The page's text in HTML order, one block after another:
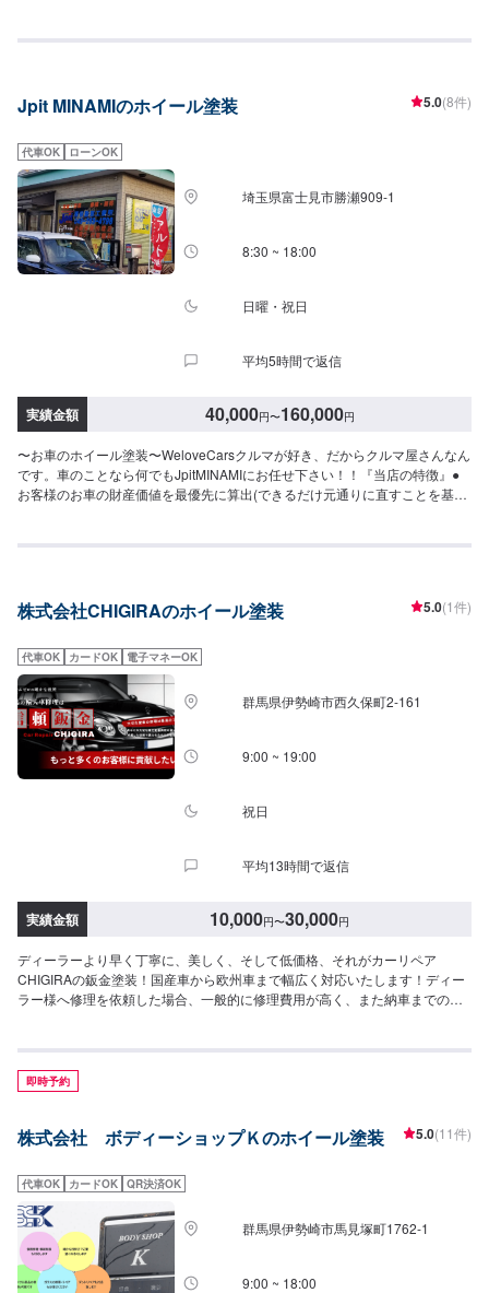
フォグイカリング仕様サイドミラーライトアップ等●CX-5アドミレイション
トウィング等【パーツ持ち込み可能】持ち込みパーツの対応もいたします。※
で発生した工賃をご請求させていただきますので、あらかじめご了承くださ
い。【代車について】無料代車（無保険時）を24台ご用意しております。燃
料代はお客さま負担となりますので、ご了承ください。【営業時間・定休
日】営業時間：8:30〜17:30定休日：日・祝・第一、第三月曜日
Jpit MINAMIのホイール塗装 5.0(8件)
代車OK ローンOK
埼玉県富士見市勝瀬909‐1
8:30 ~ 18:00
日曜・祝日
平均5時間で返信
実績金額 40,000円〜160,000円
〜お車のホイール塗装〜WeloveCarsクルマが好き、だからクルマ屋さんなん
です。車のことなら何でもJpitMINAMIにお任せ下さい！！『当店の特徴』●
お客様のお車の財産価値を最優先に算出(できるだけ元通りに直すことを基
ご要望に合わせてリサイクルパーツの使用も可能！⭕️✔️コンピュータで色分
【4】仕上がり次第納車『代車について』代車をご用意しています。お車の作
ります。『営業時間・定休日』営業時間：8:30〜18:00定休日：日・祝・第一
月曜
株式会社CHIGIRAのホイール塗装 5.0(1件)
代車OK カードOK 電子マネーOK
群馬県伊勢崎市西久保町2-161
9:00 ~ 19:00
祝日
平均13時間で返信
実績金額 10,000円〜30,000円
ディーラーより早く丁寧に、美しく、そして低価格、それがカーリペア
CHIGIRAの鈑金塗装！国産車から欧州車まで幅広く対応いたします！ディー
ラー様へ修理を依頼した場合、一般的に修理費用が高く、また納車までの時
理を部品交換で対応してしまうから。私たちなら自社工場で即施工し、でき
るだけ部品交換をせず、修理対応いたします。私達は鈑金塗装のプロフェッ
ショナルです。大切なお車はぜひ、カーリペアCHIGIRAにおまかせくださ
-----【1】オファーにてお問い合わせ【2】お見積り【3】お見積りにご納得い
で納車いたします。車種や状態により納期が前後する場合がございます。予
め、ご了承ください。□代車について□作業中は無料の代車をご利用くださ
い。※燃料代は、お客様負担となっております。予め、ご了承ください。□パ
ーツ持ち込みについて□パーツの持ち込み可能です。オファーの際に持ち込み
パーツの詳細をご入力ください。【定休日・営業時間】定休日：祝日営業時
間：9:00~19:00
即時予約
株式会社 ボディーショップＫのホイール塗装 5.0(11件)
代車OK カードOK QR決済OK
群馬県伊勢崎市馬見塚町1762‐1
9:00 ~ 18:00